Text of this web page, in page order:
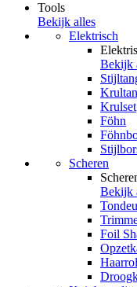
Tools
Bekijk alles
Elektrisch
Bekijk
Krulset
Föhn
Scheren
Bekijk
Foil